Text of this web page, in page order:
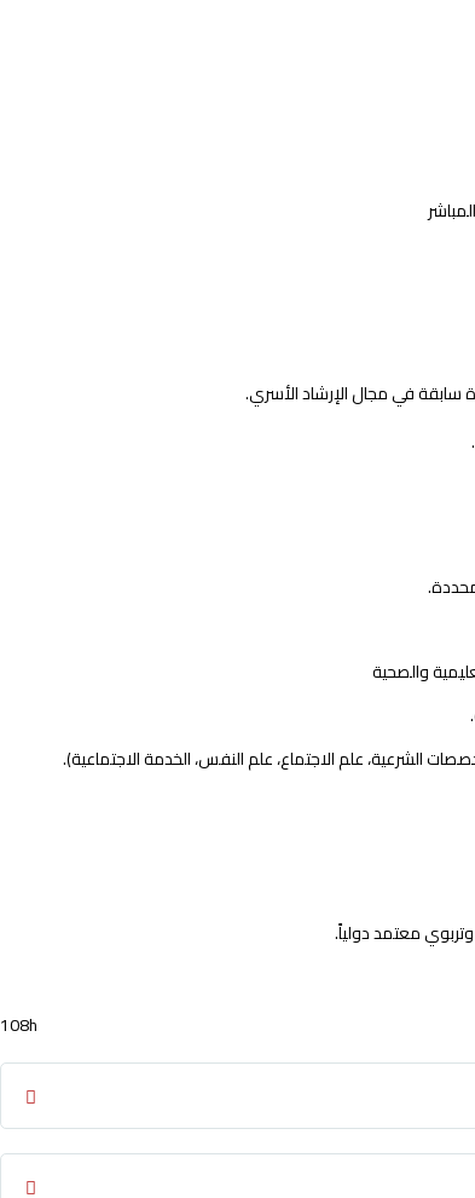
سابقة في مجال الإرشاد الأسري.
والصحية
الشرعية، علم الاجتماع، علم النفس، الخدمة الاجتماعية).
معتمد دولياً.
108h